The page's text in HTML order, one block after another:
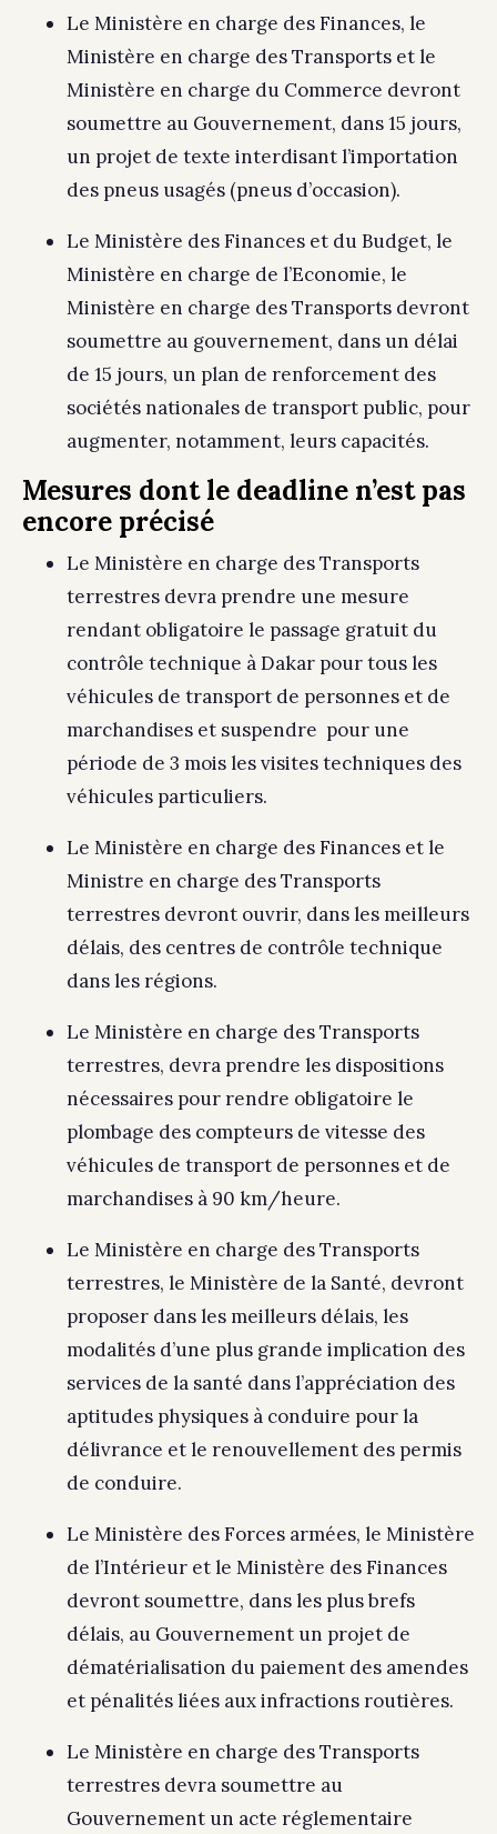
Le Ministère en charge des Finances, le
Ministère en charge des Transports et le
Ministère en charge du Commerce devront
soumettre au Gouvernement, dans 15 jours,
un projet de texte interdisant l’importation
des pneus usagés (pneus d’occasion).
Le Ministère des Finances et du Budget, le
Ministère en charge de l’Economie, le
Ministère en charge des Transports devront
soumettre au gouvernement, dans un délai
de 15 jours, un plan de renforcement des
sociétés nationales de transport public, pour
augmenter, notamment, leurs capacités.
Mesures dont le deadline n’est pas
encore précisé
Le Ministère en charge des Transports
terrestres devra prendre une mesure
rendant obligatoire le passage gratuit du
contrôle technique à Dakar pour tous les
véhicules de transport de personnes et de
marchandises et suspendre pour une
période de 3 mois les visites techniques des
véhicules particuliers.
Le Ministère en charge des Finances et le
Ministre en charge des Transports
terrestres devront ouvrir, dans les meilleurs
délais, des centres de contrôle technique
dans les régions.
Le Ministère en charge des Transports
terrestres, devra prendre les dispositions
nécessaires pour rendre obligatoire le
plombage des compteurs de vitesse des
véhicules de transport de personnes et de
marchandises à 90 km/heure.
Le Ministère en charge des Transports
terrestres, le Ministère de la Santé, devront
proposer dans les meilleurs délais, les
modalités d’une plus grande implication des
services de la santé dans l’appréciation des
aptitudes physiques à conduire pour la
délivrance et le renouvellement des permis
de conduire.
Le Ministère des Forces armées, le Ministère
de l’Intérieur et le Ministère des Finances
devront soumettre, dans les plus brefs
délais, au Gouvernement un projet de
dématérialisation du paiement des amendes
et pénalités liées aux infractions routières.
Le Ministère en charge des Transports
terrestres devra soumettre au
Gouvernement un acte réglementaire